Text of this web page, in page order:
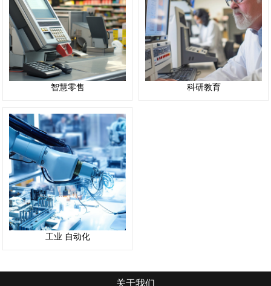
智慧零售 科研教育
工业 自动化
关于我们